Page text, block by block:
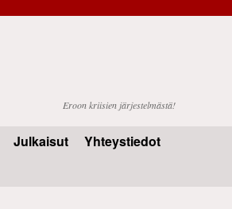
Eroon kriisien järjestelmästä!
Julkaisut
Yhteystiedot